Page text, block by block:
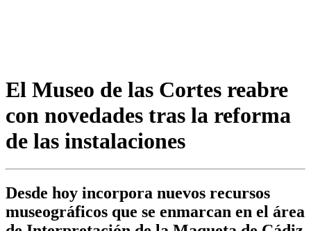
El Museo de las Cortes reabre
con novedades tras la reforma
de las instalaciones
Desde hoy incorpora nuevos recursos
museográficos que se enmarcan en el área